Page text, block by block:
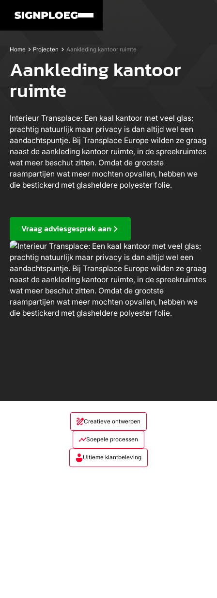
Home Projecten Aankleding kantoor ruimte
Aankleding kantoor
ruimte
Interieur Transplace: Een kaal kantoor met veel glas;
prachtig natuurlijk maar privacy is dan altijd wel een
aandachtspuntje. Bij Transplace Europe wilden ze graag
naast de aankleding kantoor ruimte, in de spreekruimtes
wat meer beschut zitten. Omdat de grootste
raampartijen wat meer mochten opvallen, hebben we
die bestickerd met glasheldere polyester folie.
Vraag adviesgesprek aan
Creatieve ontwerpen
Soepele processen
Ultieme klantbeleving